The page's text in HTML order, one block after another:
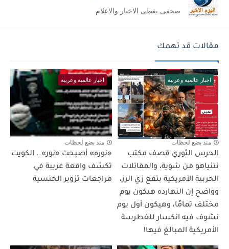
صحفى يغطى الاخبار والاعلام
مقالات قد تهمك
اخبار عالمية وعربية
منذ بضع لحظات
الحرس الثوري قصف مكتب
نتنياهو من شوية، والمقاتلات
الحربية الأمريكية بتقع زي الرز،
وواضح إن النهارده هيكون يوم
مختلف تمامًا، وهيكون أول يوم
نشوف فيه انكسار للغطرسة
الأمريكية المبالغ فيها!
اخبار عالمية وعربية
منذ بضع لحظات
«نوره» أصبحت «نور».. الكويت
تكشف واقعة غريبة في
مراجعات تزوير الجنسية